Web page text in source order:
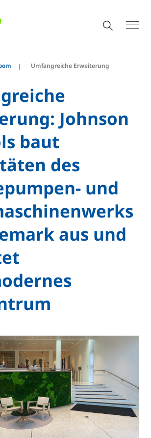
Umfangreiche Erweiterung
Johnson
baut
des
und
aus und